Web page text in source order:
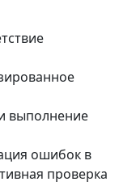
выполнение
ошибок в
проверка